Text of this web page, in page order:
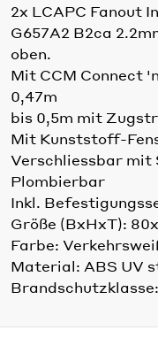
2x LCAPC Fanout
G657A2 B2ca
oben.
Mit CCM Connect
0,47m
bis 0,5m mit
Mit Kunststoff-
Verschliessbar mit
Plombierbar
Inkl.
Größe (BxHxT):
Farbe:
Material: ABS UV